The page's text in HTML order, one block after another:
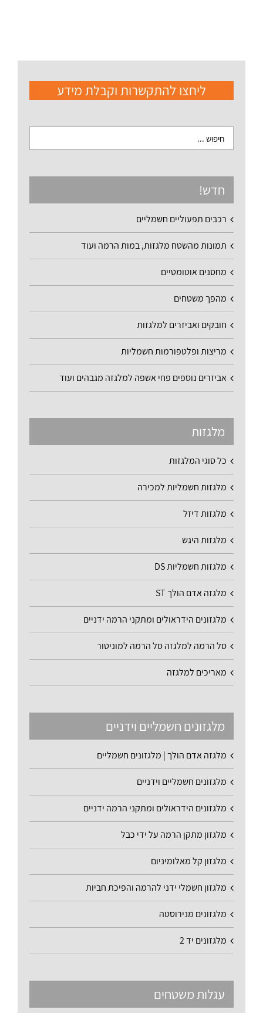
ליחצו להתקשרות וקבלת מידע
חדש!
רכבים תפעוליים חשמליים
תמונות מהשטח מלגזות, במות הרמה ועוד
מחסנים אוטומטיים
מהפך משטחים
חובקים ואביזרים למלגזות
מריצות ופלטפורמות חשמליות
אביזרים נוספים פחי אשפה למלגזה מגבהים ועוד
מלגזות
כל סוגי המלגזות
מלגזות חשמליות למכירה
מלגזות דיזל
מלגזות היגש
מלגזות חשמליות DS
מלגזה אדם הולך ST
מלגזונים הידראולים ומתקני הרמה ידניים
סל הרמה למלגזה סל הרמה למוניטור
מאריכים למלגזה
מלגזונים חשמליים וידניים
מלגזה אדם הולך | מלגזונים חשמליים
מלגזונים חשמליים וידניים
מלגזונים הידראולים ומתקני הרמה ידניים
מלגזון מתקן הרמה על ידי כבל
מלגזון קל מאלומיניום
מלגזון חשמלי ידני להרמה והפיכת חביות
מלגזונים מנירוסטה
מלגזונים יד 2
עגלות משטחים